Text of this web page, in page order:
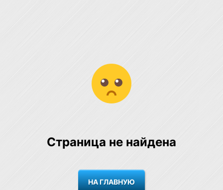
Страница не найдена
НА ГЛАВНУЮ